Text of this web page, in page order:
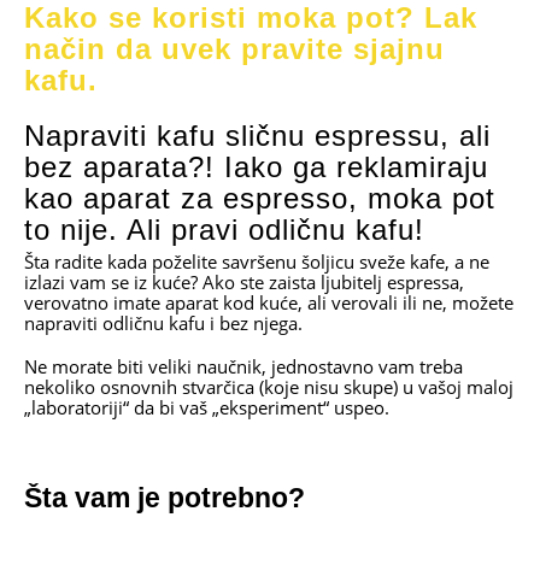
Kako se koristi moka pot? Lak
način da uvek pravite sjajnu
kafu.
Napraviti kafu sličnu espressu, ali
bez aparata?! Iako ga reklamiraju
kao aparat za espresso, moka pot
to nije. Ali pravi odličnu kafu!
Šta radite kada poželite savršenu šoljicu sveže kafe, a ne
izlazi vam se iz kuće? Ako ste zaista ljubitelj espressa,
verovatno imate aparat kod kuće, ali verovali ili ne, možete
napraviti odličnu kafu i bez njega.
Ne morate biti veliki naučnik, jednostavno vam treba
nekoliko osnovnih stvarčica (koje nisu skupe) u vašoj maloj
„laboratoriji“ da bi vaš „eksperiment“ uspeo.
Šta vam je potrebno?